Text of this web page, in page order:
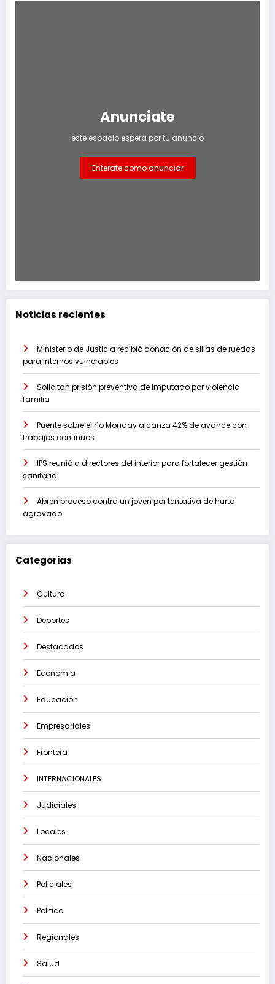
Anunciate
este espacio espera por tu anuncio
Enterate como anunciar
Noticias recientes
Ministerio de Justicia recibió donación de sillas de ruedas
para internos vulnerables
Solicitan prisión preventiva de imputado por violencia
familia
Puente sobre el río Monday alcanza 42% de avance con
trabajos continuos
IPS reunió a directores del interior para fortalecer gestión
sanitaria
Abren proceso contra un joven por tentativa de hurto
agravado
Categorias
Cultura
Deportes
Destacados
Economia
Educación
Empresariales
Frontera
INTERNACIONALES
Judiciales
Locales
Nacionales
Policiales
Politica
Regionales
Salud